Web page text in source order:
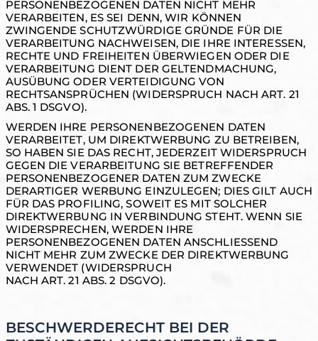
PERSONENBEZOGENEN DATEN NICHT MEHR
VERARBEITEN, ES SEI DENN, WIR KÖNNEN
ZWINGENDE SCHUTZWÜRDIGE GRÜNDE FÜR DIE
VERARBEITUNG NACHWEISEN, DIE IHRE INTERESSEN,
RECHTE UND FREIHEITEN ÜBERWIEGEN ODER DIE
VERARBEITUNG DIENT DER GELTENDMACHUNG,
AUSÜBUNG ODER VERTEIDIGUNG VON
RECHTSANSPRÜCHEN (WIDERSPRUCH NACH ART. 21
ABS. 1 DSGVO).
WERDEN IHRE PERSONENBEZOGENEN DATEN
VERARBEITET, UM DIREKTWERBUNG ZU BETREIBEN,
SO HABEN SIE DAS RECHT, JEDERZEIT WIDERSPRUCH
GEGEN DIE VERARBEITUNG SIE BETREFFENDER
PERSONENBEZOGENER DATEN ZUM ZWECKE
DERARTIGER WERBUNG EINZULEGEN; DIES GILT AUCH
FÜR DAS PROFILING, SOWEIT ES MIT SOLCHER
DIREKTWERBUNG IN VERBINDUNG STEHT. WENN SIE
WIDERSPRECHEN, WERDEN IHRE
PERSONENBEZOGENEN DATEN ANSCHLIESSEND
NICHT MEHR ZUM ZWECKE DER DIREKTWERBUNG
VERWENDET (WIDERSPRUCH
NACH ART. 21 ABS. 2 DSGVO).
BESCHWERDERECHT BEI DER